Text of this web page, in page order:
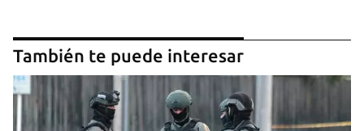
También te puede interesar